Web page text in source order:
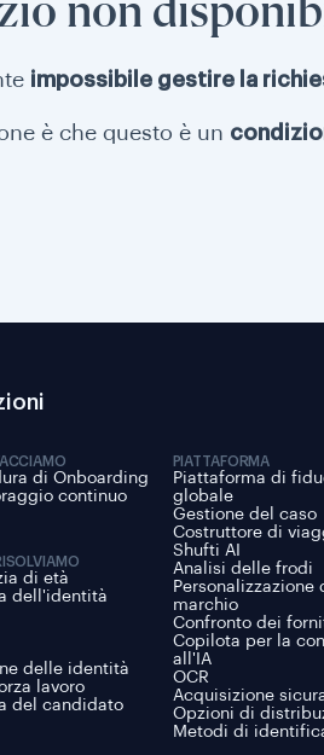
non
impossibile gestire la
è che questo è un
di Onboarding
continuo
di età
dell'identità
delle identità
lavoro
del candidato
PIATTAFORMA
Piattaforma di
globale
Gestione del caso
Costruttore di
Shufti AI
Analisi delle frodi
Personalizzazione
marchio
Confronto dei
Copilota per la
all'IA
OCR
Acquisizione
Opzioni di
Metodi di